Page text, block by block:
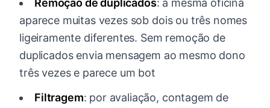
Remoção de duplicados: a mesma oficina
aparece muitas vezes sob dois ou três nomes
ligeiramente diferentes. Sem remoção de
duplicados envia mensagem ao mesmo dono
três vezes e parece um bot
Filtragem: por avaliação, contagem de